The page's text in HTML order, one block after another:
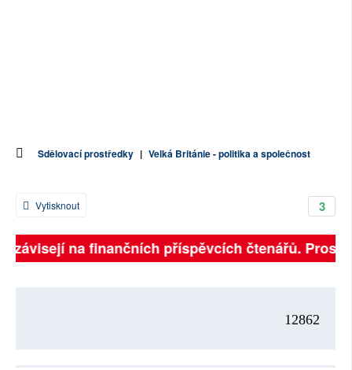
Sdělovací prostředky | Velká Británie - politika a společnost
3
Vytisknout
na finančních příspěvcích čtenářů.
12862